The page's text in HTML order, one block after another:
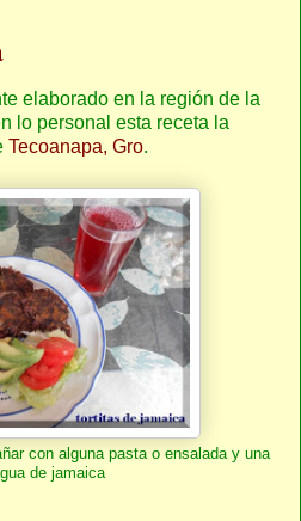
elaborado en la región de la
lo personal esta receta la
Tecoanapa, Gro.
con alguna pasta o ensalada y una
de jamaica